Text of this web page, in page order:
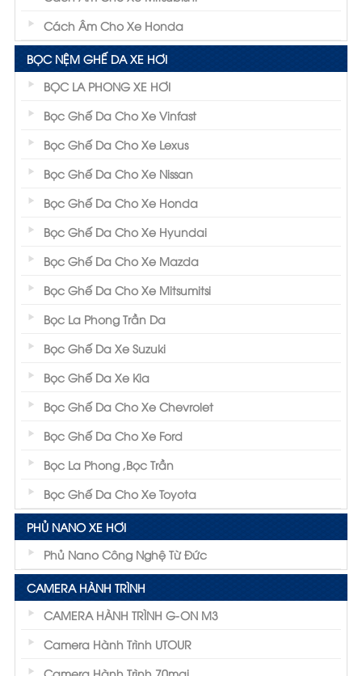
Cách Âm Cho Xe Honda
BỌC NỆM GHẾ DA XE HƠI
BỌC LA PHONG XE HƠI
Bọc Ghế Da Cho Xe Vinfast
Bọc Ghế Da Cho Xe Lexus
Bọc Ghế Da Cho Xe Nissan
Bọc Ghế Da Cho Xe Honda
Bọc Ghế Da Cho Xe Hyundai
Bọc Ghế Da Cho Xe Mazda
Bọc Ghế Da Cho Xe Mitsumitsi
Bọc La Phong Trần Da
Bọc Ghế Da Xe Suzuki
Bọc Ghế Da Xe Kia
Bọc Ghế Da Cho Xe Chevrolet
Bọc Ghế Da Cho Xe Ford
Bọc La Phong ,Bọc Trần
Bọc Ghế Da Cho Xe Toyota
PHỦ NANO XE HƠI
Phủ Nano Công Nghệ Từ Đức
CAMERA HÀNH TRÌNH
CAMERA HÀNH TRÌNH G-ON M3
Camera Hành Trình UTOUR